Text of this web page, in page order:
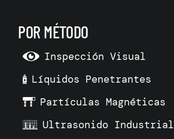
POR MÉTODO
Inspección Visual
Líquidos Penetrantes
Partículas Magnéticas
Ultrasonido Industrial